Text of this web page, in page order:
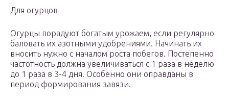
Для огурцов
Огурцы порадуют богатым урожаем, если регулярно
баловать их азотными удобрениями. Начинать их
вносить нужно с началом роста побегов. Постепенно
частотность должна увеличиваться с 1 раза в неделю
до 1 раза в 3-4 дня. Особенно они оправданы в
период формирования завязи.